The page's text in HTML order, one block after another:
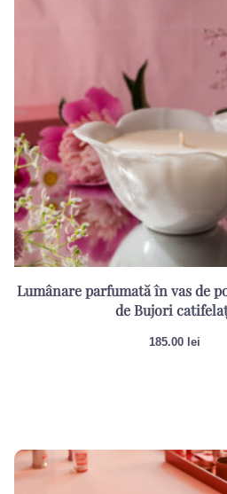
Lumânare parfumată în vas de
de Bujori
185.00 lei